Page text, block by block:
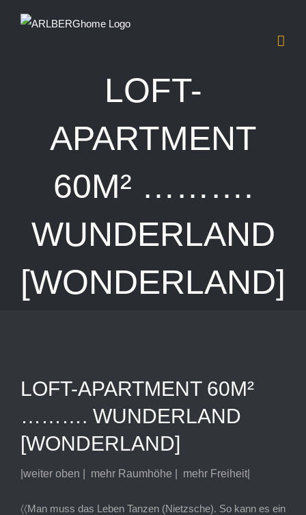
LOFT-
APARTMENT
60M² ……….
WUNDERLAND
[WONDERLAND]
grösseres
LOFT-APARTMENT 60M²
………. WUNDERLAND
[WONDERLAND]
|weiter oben | mehr Raumhöhe | mehr Freiheit|
〈〈Man muss das Leben Tanzen (Nietzsche). So kann es ein